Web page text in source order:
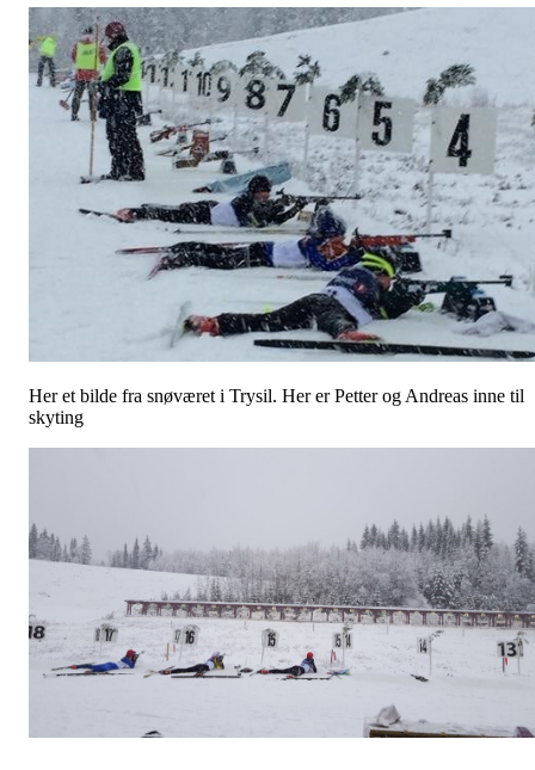
Her et bilde fra snøværet i Trysil. Her er Petter og Andreas inne til
skyting